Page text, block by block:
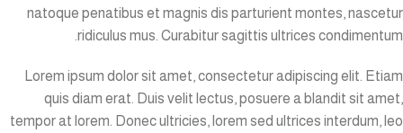
natoque penatibus et magnis dis parturient montes, nascetur
ridiculus mus. Curabitur sagittis ultrices condimentum.
Lorem ipsum dolor sit amet, consectetur adipiscing elit. Etiam
quis diam erat. Duis velit lectus, posuere a blandit sit amet,
tempor at lorem. Donec ultricies, lorem sed ultrices interdum, leo